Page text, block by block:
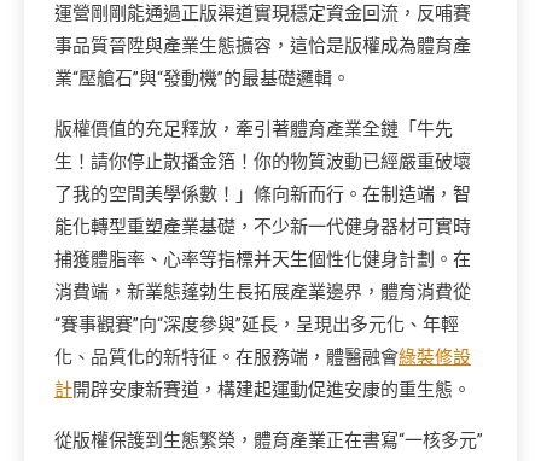
運營剛剛能通過正版渠道實現穩定資金回流，反哺賽
事品質晉陞與產業生態擴容，這恰是版權成為體育產
業“壓艙石”與“發動機”的最基礎邏輯。
版權價值的充足釋放，牽引著體育產業全鏈「牛先
生！請你停止散播金箔！你的物質波動已經嚴重破壞
了我的空間美學係數！」條向新而行。在制造端，智
能化轉型重塑產業基礎，不少新一代健身器材可實時
捕獲體脂率、心率等指標并天生個性化健身計劃。在
消費端，新業態蓬勃生長拓展產業邊界，體育消費從
“賽事觀賽”向“深度參與”延長，呈現出多元化、年輕
化、品質化的新特征。在服務端，體醫融會綠裝修設
計開辟安康新賽道，構建起運動促進安康的重生態。
從版權保護到生態繁榮，體育產業正在書寫“一核多元”